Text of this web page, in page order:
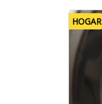
HOGAR